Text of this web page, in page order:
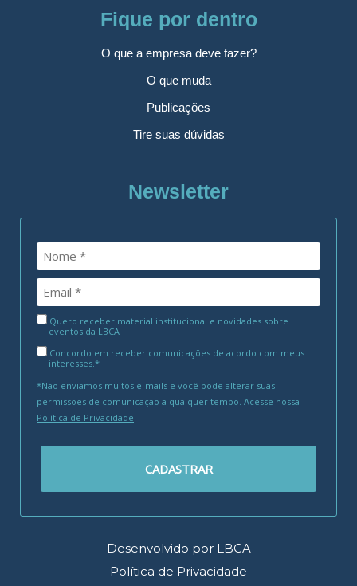
Fique por dentro
O que a empresa deve fazer?
O que muda
Publicações
Tire suas dúvidas
Newsletter
Quero receber material institucional e novidades sobre
eventos da LBCA
Concordo em receber comunicações de acordo com meus
interesses.*
*Não enviamos muitos e-mails e você pode alterar suas
permissões de comunicação a qualquer tempo. Acesse nossa
Política de Privacidade.
CADASTRAR
Desenvolvido por LBCA
Política de Privacidade